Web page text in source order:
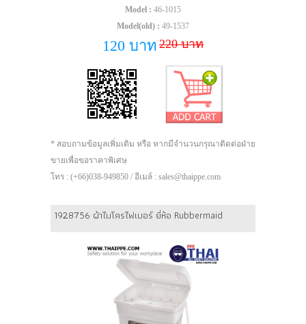
Model : 46-1015
Model(old) : 49-1537
120 บาท 220 บาท
* สอบถามข้อมูลเพิ่มเติม หรือ หากมีจำนวนกรุณาติดต่อฝ่าย
ขายเพื่อขอราคาพิเศษ
โทร : (+66)038-949850 / อีเมล์ : sales@thaippe.com
1928756 ผ้าไมโครไฟเบอร์ ยี่ห้อ Rubbermaid